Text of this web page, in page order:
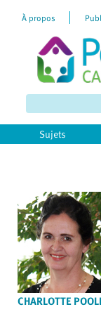
website
includes
an
À propos
Sujets
CHARLOTTE